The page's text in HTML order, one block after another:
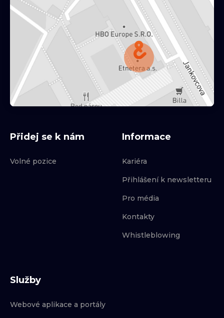
Služby
Webové aplikace a portály
Přidej se k nám
Volné pozice
Informace
Kariéra
Přihlášení k newsletteru
Pro média
Kontakty
Whistleblowing